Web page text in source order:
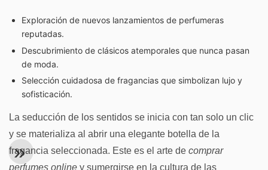
Exploración de nuevos lanzamientos de perfumeras
reputadas.
Descubrimiento de clásicos atemporales que nunca pasan
de moda.
Selección cuidadosa de fragancias que simbolizan lujo y
sofisticación.
La seducción de los sentidos se inicia con tan solo un clic
y se materializa al abrir una elegante botella de la
fragancia seleccionada. Este es el arte de comprar
perfumes online y sumergirse en la cultura de las